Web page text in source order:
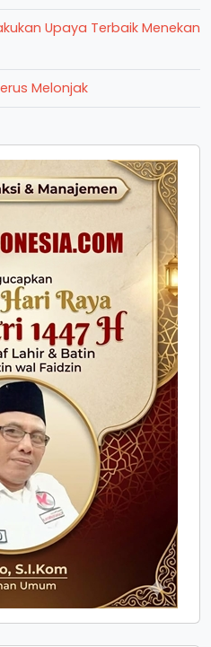
Upaya Terbaik Menekan
Melonjak